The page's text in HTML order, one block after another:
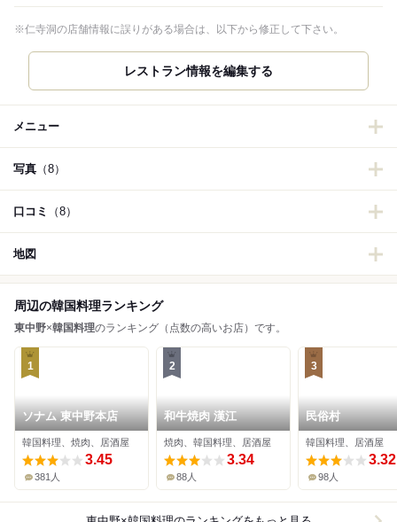
※仁寺洞の店舗情報に誤りがある場合は、以下から修正して下さい。
レストラン情報を編集する
メニュー
写真 （8）
口コミ （8）
地図
周辺の韓国料理ランキング
東中野×韓国料理のランキング（点数の高いお店）です。
1
ソナム 東中野本店
韓国料理、焼肉、居酒屋
3.45
381人
2
和牛焼肉 漢江
焼肉、韓国料理、居酒屋
3.34
88人
3
民俗村
韓国料理、居酒屋
3.32
98人